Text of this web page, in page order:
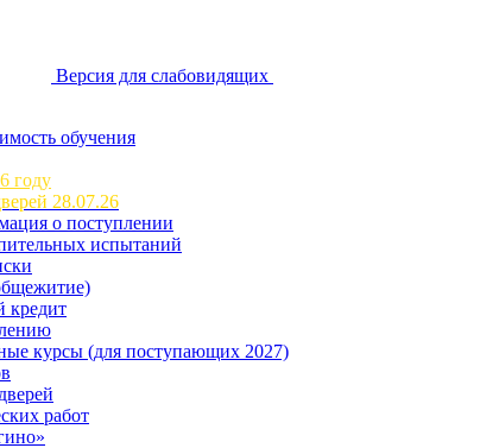
Версия для слабовидящих
обучения
году
28.07.26
о поступлении
испытаний
кредит
курсы (для поступающих 2027)
работ